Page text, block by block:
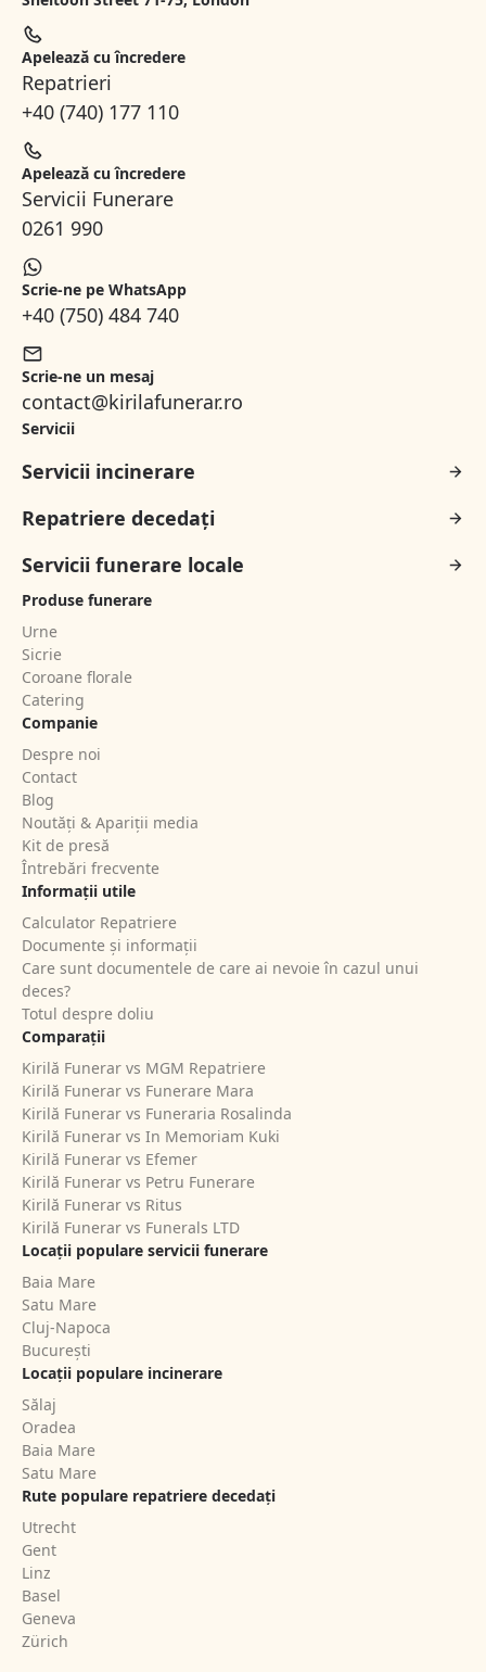
Apelează cu încredere
Repatrieri
+40 (740) 177 110
Apelează cu încredere
Servicii Funerare
0261 990
Scrie-ne pe WhatsApp
+40 (750) 484 740
Scrie-ne un mesaj
contact@kirilafunerar.ro
Servicii
Servicii incinerare
Repatriere decedați
Servicii funerare locale
Produse funerare
Urne
Sicrie
Coroane florale
Catering
Companie
Despre noi
Contact
Blog
Noutăți & Apariții media
Kit de presă
Întrebări frecvente
Informații utile
Calculator Repatriere
Documente și informații
Care sunt documentele de care ai nevoie în cazul unui
deces?
Totul despre doliu
Comparații
Kirilă Funerar vs MGM Repatriere
Kirilă Funerar vs Funerare Mara
Kirilă Funerar vs Funeraria Rosalinda
Kirilă Funerar vs In Memoriam Kuki
Kirilă Funerar vs Efemer
Kirilă Funerar vs Petru Funerare
Kirilă Funerar vs Ritus
Kirilă Funerar vs Funerals LTD
Locații populare servicii funerare
Baia Mare
Satu Mare
Cluj-Napoca
București
Locații populare incinerare
Sălaj
Oradea
Baia Mare
Satu Mare
Rute populare repatriere decedați
Utrecht
Gent
Linz
Basel
Geneva
Zürich